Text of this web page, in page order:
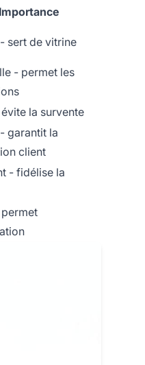
Importance
sert de vitrine
- permet les
la survente
garantit la
client
- fidélise la